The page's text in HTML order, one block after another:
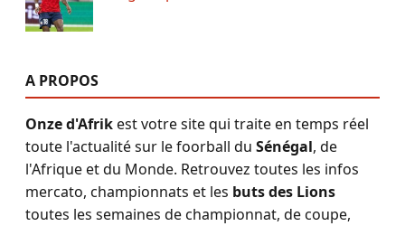
A PROPOS
Onze d'Afrikest votre site qui traite en temps réel
toute l'actualité sur le foorball du Sénégal, de
l'Afrique et du Monde. Retrouvez toutes les infos
mercato, championnats et les buts des Lions
toutes les semaines de championnat, de coupe,